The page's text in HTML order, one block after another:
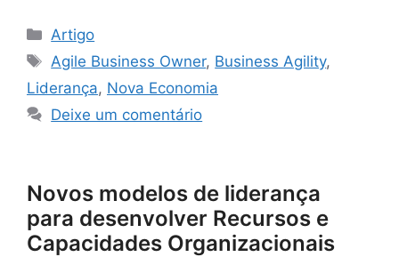
Artigo
Agile Business Owner, Business Agility,
Liderança, Nova Economia
Deixe um comentário
Novos modelos de liderança
para desenvolver Recursos e
Capacidades Organizacionais